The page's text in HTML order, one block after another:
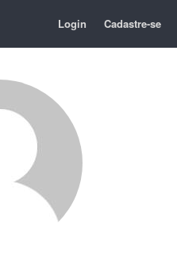
Login Cadastre-se